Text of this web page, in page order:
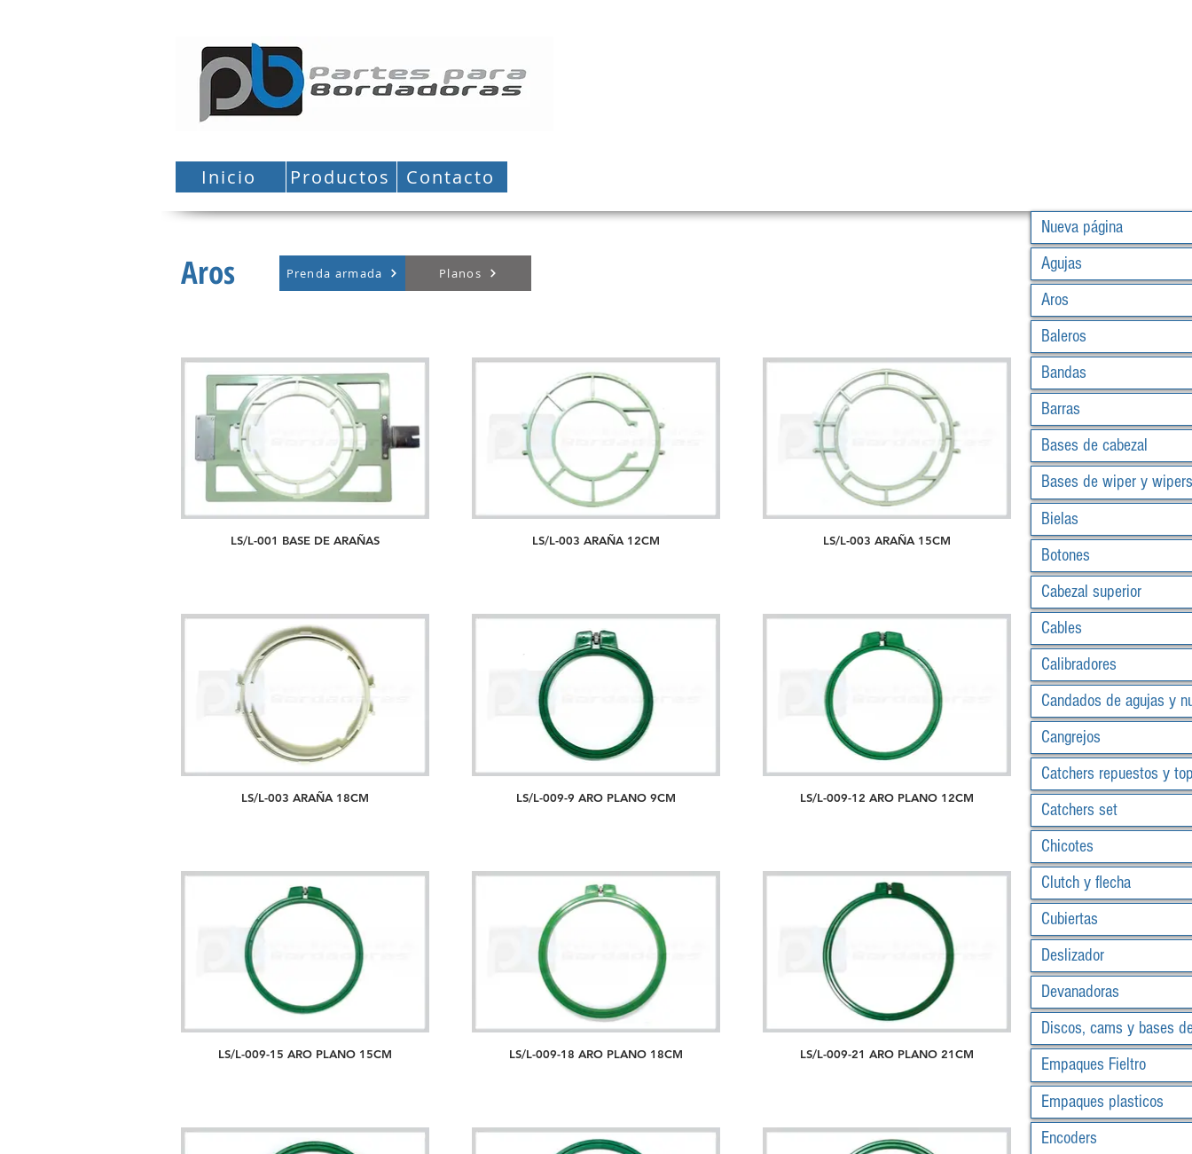
Inicio Productos Contacto
Aros Prenda armada Planos
LS/L-001 BASE DE ARAÑAS LS/L-003 ARAÑA 12CM LS/L-003 ARAÑA 15CM
LS/L-003 ARAÑA 18CM LS/L-009-9 ARO PLANO 9CM LS/L-009-12 ARO PLANO 12CM
LS/L-009-15 ARO PLANO 15CM LS/L-009-18 ARO PLANO 18CM LS/L-009-21 ARO PLANO 21CM
Nueva página
Agujas
Aros
Baleros
Bandas
Barras
Bases de cabezal
Bases de wiper y wipers
Bielas
Botones
Cabezal superior
Cables
Calibradores
Candados de agujas y
Cangrejos
Catchers repuestos y
Catchers set
Chicotes
Clutch y flecha
Cubiertas
Deslizador
Devanadoras
Discos, cams y bases
Empaques Fieltro
Empaques plasticos
Encoders